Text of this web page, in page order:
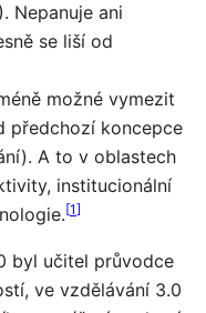
Nepanuje ani
se liší od
možné vymezit
předchozí koncepce
A to v oblastech
institucionální
[1]
byl učitel průvodce
ve vzdělávání 3.0